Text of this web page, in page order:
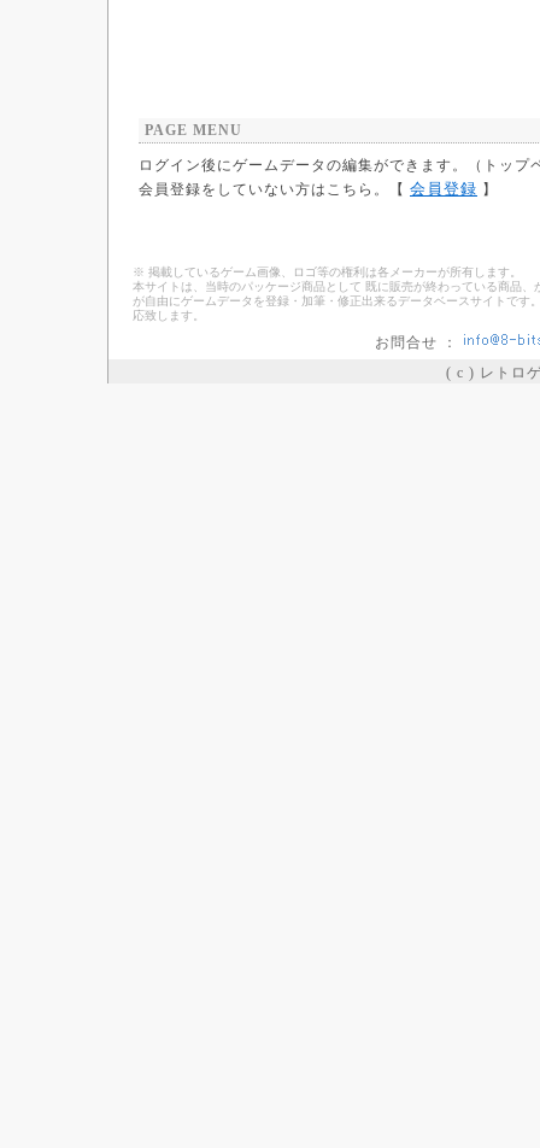
PAGE MENU
ログイン後にゲームデータの編集ができます。（トッ
会員登録をしていない方はこちら。【 会員登録 】
※ 掲載しているゲーム画像、ロゴ等の権利は各メーカーが所有します。
本サイトは、当時のパッケージ商品として 既に販売が終わっている商品
が自由にゲームデータを登録・加筆・修正出来るデータベースサイトで
応致します。
お問合せ ：
( c ) レトロ